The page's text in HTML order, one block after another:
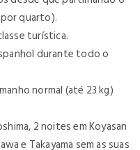
quarto).
turística.
durante todo o
normal (até 23 kg)
2 noites em Koyasan
e Takayama sem as suas